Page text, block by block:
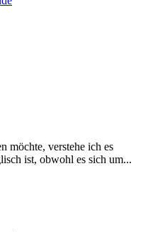
möchte, verstehe ich es
ist, obwohl es sich um...